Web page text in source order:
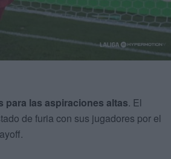
para las aspiraciones altas. El
de furia con sus jugadores por el